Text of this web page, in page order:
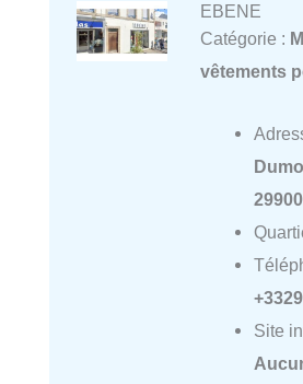
EBENE
Catégorie :
vêtements
Site